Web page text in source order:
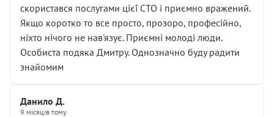
скористався послугами цієї СТО і приємно вражений.
Якщо коротко то все просто, прозоро, професійно,
ніхто нічого не нав'язує. Приємні молоді люди.
Особиста подяка Дмитру. Однозначно буду радити
знайомим
Данило Д.
9 місяців тому